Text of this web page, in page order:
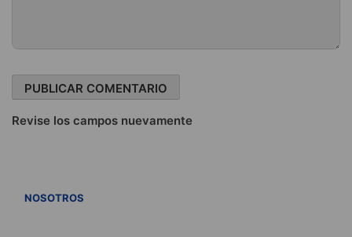
Revise los campos nuevamente
NOSOTROS